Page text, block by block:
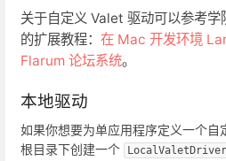
关于自定义 Valet 驱动可以参考
的扩展教程： 在 Mac 开发环境
Flarum 论坛系统。
本地驱动
如果你想要为单应用程序定义一个自
根目录下创建一个